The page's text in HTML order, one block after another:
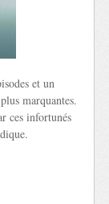
et un
marquantes.
ces infortunés